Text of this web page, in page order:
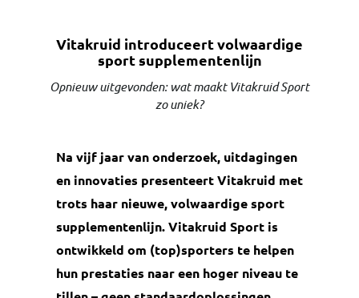
Vitakruid introduceert volwaardige
sport supplementenlijn
Opnieuw uitgevonden: wat maakt Vitakruid Sport
zo uniek?
Na vijf jaar van onderzoek, uitdagingen
en innovaties presenteert Vitakruid met
trots haar nieuwe, volwaardige sport
supplementenlijn. Vitakruid Sport is
ontwikkeld om (top)sporters te helpen
hun prestaties naar een hoger niveau te